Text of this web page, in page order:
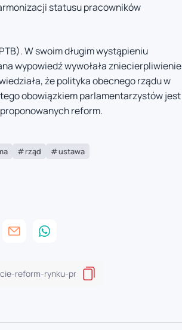
statusu pracowników
W swoim długim wystąpieniu
wypowiedź wywołała zniecierpliwienie
że polityka obecnego rządu w
obowiązkiem parlamentarzystów jest
reform.
rząd ustawa